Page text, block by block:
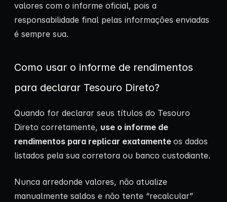
valores com o informe oficial, pois a
responsabilidade final pelas informações enviadas
é sempre sua.
Como usar o informe de rendimentos
para declarar Tesouro Direto?
Quando for declarar seus títulos do Tesouro
Direto corretamente, use o informe de
rendimentos para replicar exatamente os dados
listados pela sua corretora ou banco custodiante.
Nunca arredonde valores, não atualize
manualmente saldos e não tente “recalcular”